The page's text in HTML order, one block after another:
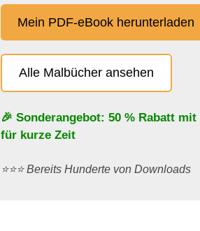
Mein PDF-eBook herunterladen
Alle Malbücher ansehen
🎉 Sonderangebot: 50 % Rabatt mit
für kurze Zeit
⭐️⭐️⭐️ Bereits Hunderte von Downloads